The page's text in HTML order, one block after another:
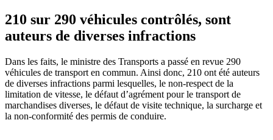
210 sur 290 véhicules contrôlés, sont
auteurs de diverses infractions
Dans les faits, le ministre des Transports a passé en revue 290
véhicules de transport en commun. Ainsi donc, 210 ont été auteurs
de diverses infractions parmi lesquelles, le non-respect de la
limitation de vitesse, le défaut d’agrément pour le transport de
marchandises diverses, le défaut de visite technique, la surcharge et
la non-conformité des permis de conduire.